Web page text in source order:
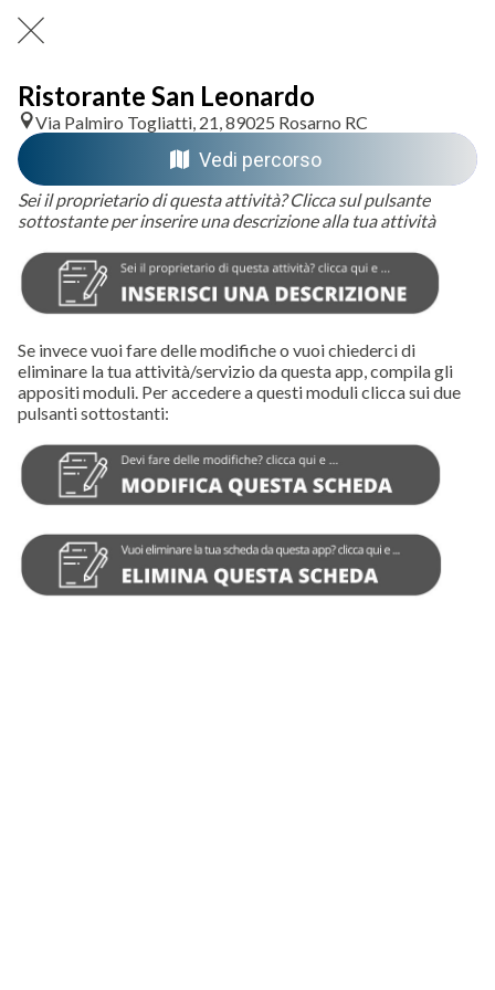
Ristorante San Leonardo
Via Palmiro Togliatti, 21, 89025 Rosarno RC
Vedi percorso
Sei il proprietario di questa attività? Clicca sul pulsante
sottostante per inserire una descrizione alla tua attività
Se invece vuoi fare delle modifiche o vuoi chiederci di
eliminare la tua attività/servizio da questa app, compila gli
appositi moduli. Per accedere a questi moduli clicca sui due
pulsanti sottostanti: